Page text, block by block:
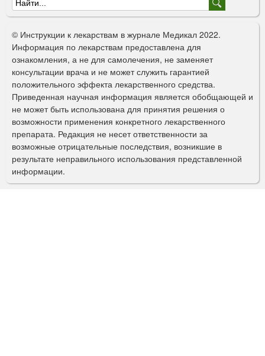
Ф
о
р
м
а
п
о
и
с
к
© Инструкции к лекарствам в журнале Медикал 2022.
Информация по лекарствам предоставлена для
ознакомления, а не для самолечения, не заменяет
консультации врача и не может служить гарантией
положительного эффекта лекарственного средства.
Приведенная научная информация является обобщающей и
не может быть использована для принятия решения о
возможности применения конкретного лекарственного
препарата. Редакция не несет ответственности за
возможные отрицательные последствия, возникшие в
результате неправильного использования представленной
информации.